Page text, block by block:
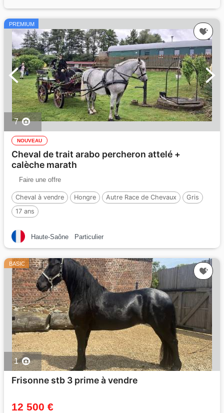
PREMIUM
7
NOUVEAU
Cheval de trait arabo percheron attelé +
calèche marath
Faire une offre
Cheval à vendre Hongre Autre Race de Chevaux
Gris
17 ans
Haute-Saône Particulier
BASIC
1
Frisonne stb 3 prime à vendre
12 500 €